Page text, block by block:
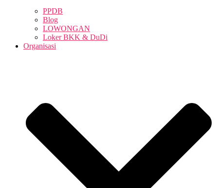
PPDB
Blog
LOWONGAN
Loker BKK & DuDi
Organisasi